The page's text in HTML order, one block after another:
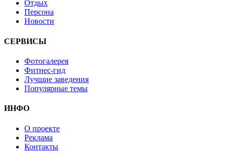
Отдых
Персона
Новости
СЕРВИСЫ
Фотогалерея
Фитнес-гид
Лучшие заведения
Популярные темы
ИНФО
О проекте
Реклама
Контакты